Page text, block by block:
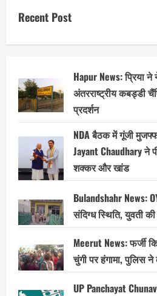
Recent Post
Hapur News: प्रिया
अंतरराष्ट्रीय कबड्डी
प्रदर्शन
NDA बैठक में गूंजी
Jayant Chaudhary ने
शक्कर और खांड
Bulandshahr News:
संदिग्ध स्थिति, युवती
Meerut News: फर्जी
चुंगी पर हंगामा, पुलिस
UP Panchayat